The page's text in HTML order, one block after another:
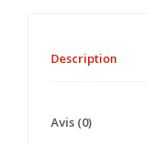
Description
Avis (0)